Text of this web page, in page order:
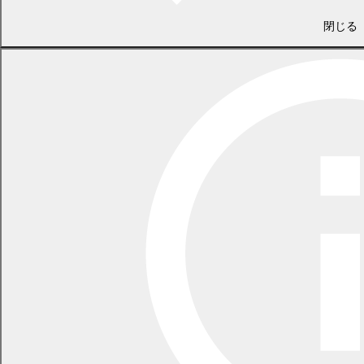
閉じる